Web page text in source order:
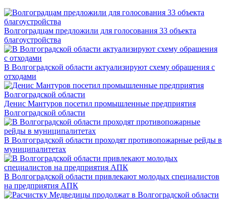
Волгоградцам предложили для голосования 33 объекта
благоустройства
В Волгоградской области актуализируют схему обращения с
отходами
Денис Мантуров посетил промышленные предприятия
Волгоградской области
В Волгоградской области проходят противопожарные рейды в
муниципалитетах
В Волгоградской области привлекают молодых специалистов
на предприятия АПК